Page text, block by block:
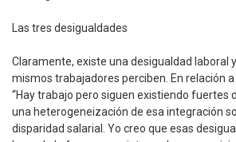
Las tres desigualdades
Claramente, existe una desigualdad laboral
mismos trabajadores perciben. En relación
“Hay trabajo pero siguen existiendo fuertes
una heterogeneización de esa integración
disparidad salarial. Yo creo que esas